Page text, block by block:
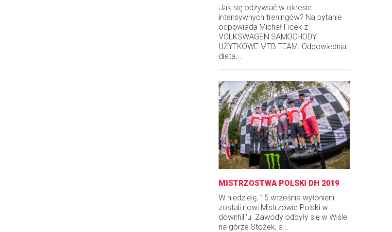
Jak się odżywiać w okresie
intensywnych treningów? Na pytanie
odpowiada Michał Ficek z
VOLKSWAGEN SAMOCHODY
UŻYTKOWE MTB TEAM. Odpowiednia
dieta...
MISTRZOSTWA POLSKI DH 2019
W niedzielę, 15 września wyłonieni
zostali nowi Mistrzowie Polski w
downhill'u. Zawody odbyły się w Wiśle
na górze Stożek, a...